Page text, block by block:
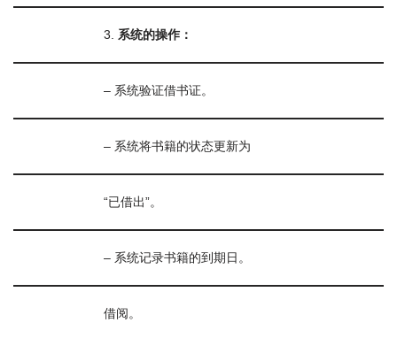
3. 系统的操作：
– 系统验证借书证。
– 系统将书籍的状态更新为
“已借出”。
– 系统记录书籍的到期日。
借阅。